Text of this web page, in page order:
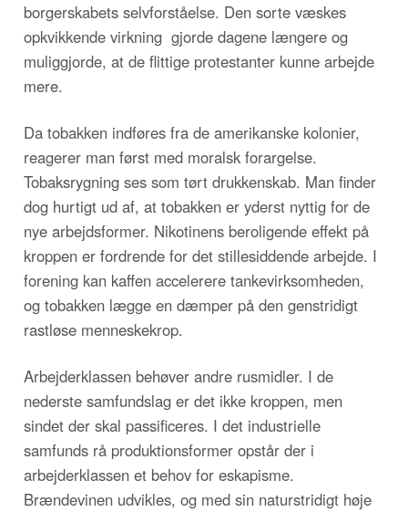
borgerskabets selvforståelse. Den sorte væskes
opkvikkende virkning gjorde dagene længere og
muliggjorde, at de flittige protestanter kunne arbejde
mere.
Da tobakken indføres fra de amerikanske kolonier,
reagerer man først med moralsk forargelse.
Tobaksrygning ses som tørt drukkenskab. Man finder
dog hurtigt ud af, at tobakken er yderst nyttig for de
nye arbejdsformer. Nikotinens beroligende effekt på
kroppen er fordrende for det stillesiddende arbejde. I
forening kan kaffen accelerere tankevirksomheden,
og tobakken lægge en dæmper på den genstridigt
rastløse menneskekrop.
Arbejderklassen behøver andre rusmidler. I de
nederste samfundslag er det ikke kroppen, men
sindet der skal passificeres. I det industrielle
samfunds rå produktionsformer opstår der i
arbejderklassen et behov for eskapisme.
Brændevinen udvikles, og med sin naturstridigt høje